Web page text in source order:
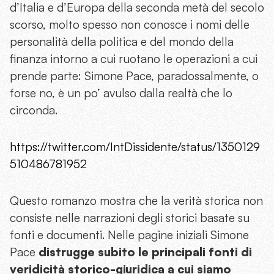
d’Italia e d’Europa della seconda metà del secolo
scorso, molto spesso non conosce i nomi delle
personalità della politica e del mondo della
finanza intorno a cui ruotano le operazioni a cui
prende parte: Simone Pace, paradossalmente, o
forse no, è un po’ avulso dalla realtà che lo
circonda.
https://twitter.com/IntDissidente/status/1350129
510486781952
Questo romanzo mostra che la verità storica non
consiste nelle narrazioni degli storici basate su
fonti e documenti. Nelle pagine iniziali Simone
Pace distrugge subito le principali fonti di
veridicità storico-giuridica a cui siamo